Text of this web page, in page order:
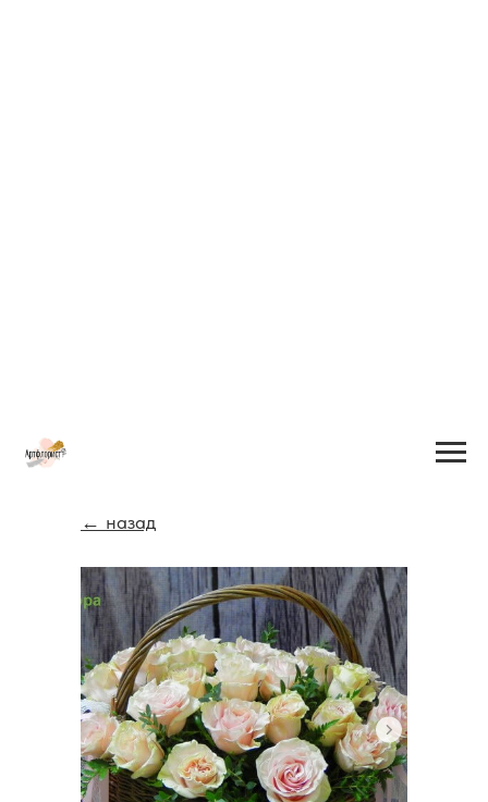
← назад